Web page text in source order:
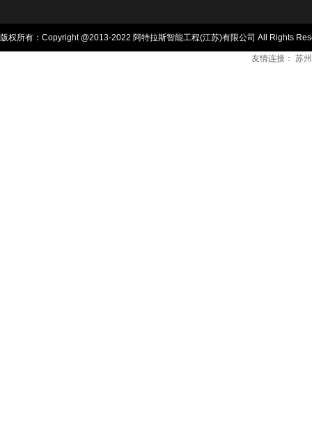
版权所有：Copyright @2013-2022 阿特拉斯智能工程(江苏)有限公司 All Rights
友情连接： 苏